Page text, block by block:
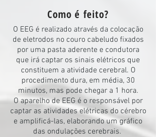
Como é feito?
O EEG é realizado através da colocação
de eletrodos no couro cabeludo fixados
por uma pasta aderente e condutora
que irá captar os sinais elétricos que
constituem a atividade cerebral. O
procedimento dura, em média, 30
minutos, mas pode chegar a 1 hora.
O aparelho de EEG é o responsável por
captar as atividades elétricas do cérebro
e amplificá-las, elaborando um gráfico
das ondulações cerebrais.